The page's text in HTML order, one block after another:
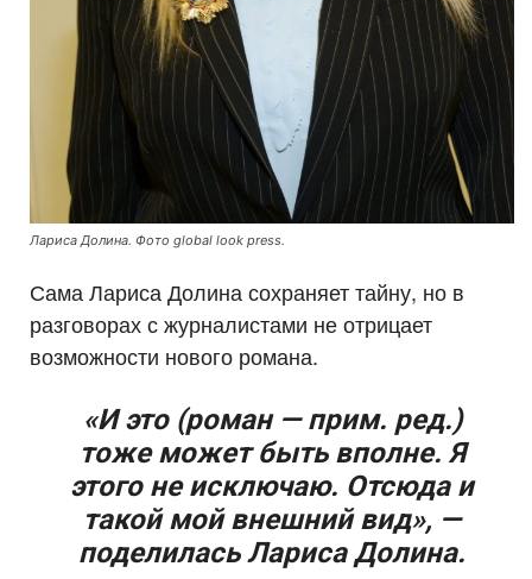
Лариса Долина. Фото global look press.
Сама Лариса Долина сохраняет тайну, но в
разговорах с журналистами не отрицает
возможности нового романа.
«И это (роман — прим. ред.)
тоже может быть вполне. Я
этого не исключаю. Отсюда и
такой мой внешний вид», —
поделилась Лариса Долина.